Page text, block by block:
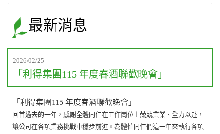
最新消息
2026/02/25
「利得集團115 年度春酒聯歡晚會」
「利得集團115 年度春酒聯歡晚會」
回首過去的一年，感謝全體同仁在工作崗位上兢兢業業、全力以赴，
讓公司在各項業務挑戰中穩步前進。為體恤同仁們這一年來執行各項